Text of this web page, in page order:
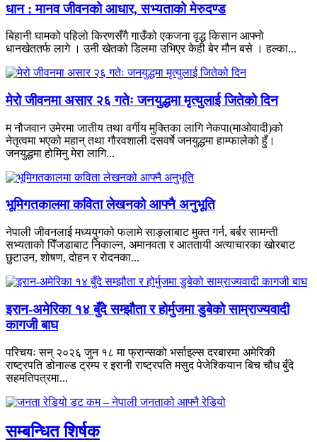
धान : मानव जीवनको आधार, सभ्यताको मेरुदण्ड
बिहानी घामको पहिलो किरणसँगै गाउँको एकजना वृद्ध किसान आफ्नो
धानखेततर्फ लागे । उनी खेतको डिलमा उभिएर केही बेर मौन बसे । हल्का...
मेरो जीवनमा असार २६ गतेः जनयुद्धमा मृत्युलाई जितेको दिन
म नौजवान उमेरमा जातीय तथा वर्गीय मुक्तिका लागि नेकपा(माओवादी)को
नेतृत्वमा भएको महान् तथा गौरवशाली दसवर्षे जनयुद्धमा हाम्फालेको हुँ।
जनयुद्धमा होमिनु मेरा लागि...
भूमिगतकालमा कविता लेखनको आफ्नै अनुभूति
नेपाली जीवनलाई मध्ययुगको फलामे साङ्लाबाट मुक्त गर्न, बर्बर सामन्ती
सभ्यताको पिँजडाबाट निकाल्न, अमानवता र आततायी अत्याचारका खोरबाट
छुटाउन, शोषण, दोहन र रोदनका...
इरान-अमेरिका १४ बुँदे सम्झौता र होर्मुजमा डुबेको साम्राज्यवादी
कागजी बाघ
परिचयः सन् २०२६ जुन १८ मा फ्रान्सको भर्साइल्स दरबारमा अमेरिकी
राष्ट्रपति डोनाल्ड ट्रम्प र इरानी राष्ट्रपति मसुद पेजेश्कियान बिच चौध बुँदे
सहमतिपत्रमा...
सम्बन्धित शिर्षक